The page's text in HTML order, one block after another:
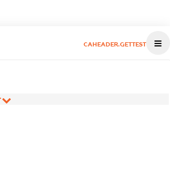
CAHEADER.GETTEST